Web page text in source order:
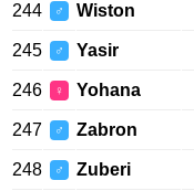
244 ♂ Wiston
245 ♂ Yasir
246 ♀ Yohana
247 ♂ Zabron
248 ♂ Zuberi